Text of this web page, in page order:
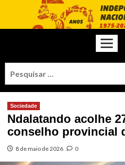
Sociedade
Ndalatando acolhe
conselho provincial
8 de maio de 2026 0